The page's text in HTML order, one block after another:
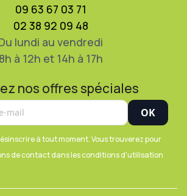
09 63 67 03 71
02 38 92 09 48
lundi au vendredi
8h à 12h et 14h à 17h
nos offres spéciales
à tout moment. Vous trouverez pour
de contact dans les conditions d'utilisation